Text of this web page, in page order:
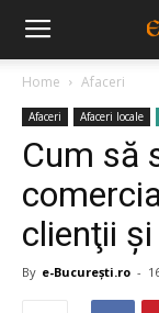
Home Afaceri
Afaceri Afaceri locale
Cum să
clienţii
By e-București.ro -